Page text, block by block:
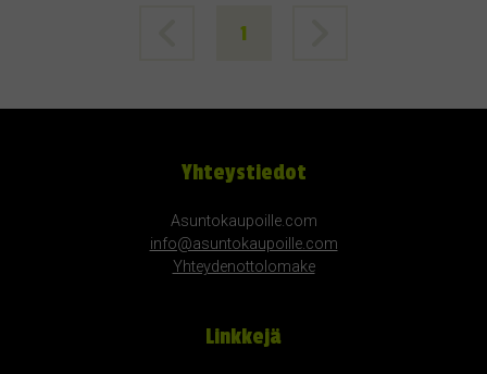
1
Yhteystiedot
Asuntokaupoille.com
info@asuntokaupoille.com
Yhteydenottolomake
Linkkejä